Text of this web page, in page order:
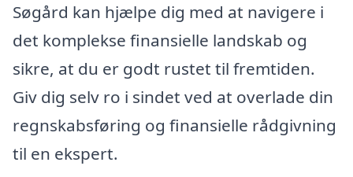
Søgård kan hjælpe dig med at navigere i
det komplekse finansielle landskab og
sikre, at du er godt rustet til fremtiden.
Giv dig selv ro i sindet ved at overlade din
regnskabsføring og finansielle rådgivning
til en ekspert.